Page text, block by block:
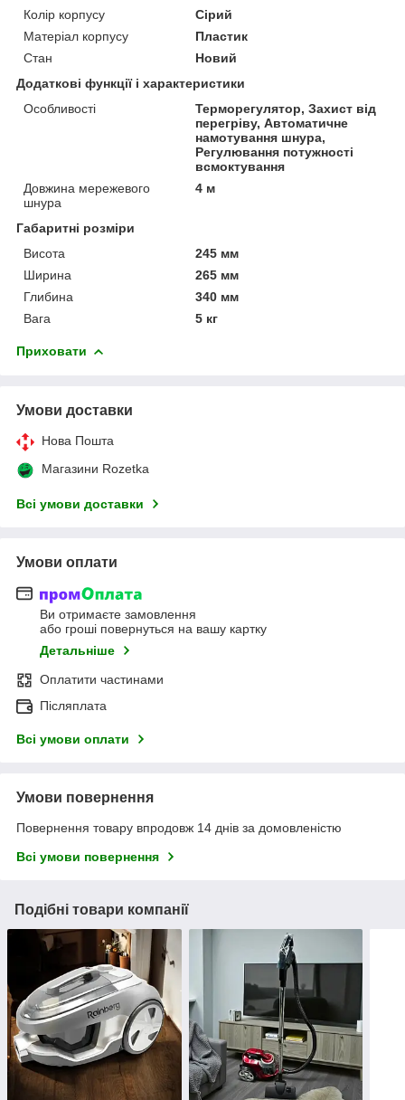
Колір корпусу
Сірий
Матеріал корпусу
Пластик
Стан
Новий
Додаткові функції і характеристики
Особливості
Терморегулятор, Захист від
перегріву, Автоматичне
намотування шнура,
Регулювання потужності
всмоктування
Довжина мережевого
шнура
4 м
Габаритні розміри
Висота
245 мм
Ширина
265 мм
Глибина
340 мм
Вага
5 кг
Приховати
Умови доставки
Нова Пошта
Магазини Rozetka
Всі умови доставки
Умови оплати
Ви отримаєте замовлення
або гроші повернуться на вашу картку
Детальніше
Оплатити частинами
Післяплата
Всі умови оплати
Умови повернення
Повернення товару впродовж 14 днів за домовленістю
Всі умови повернення
Подібні товари компанії